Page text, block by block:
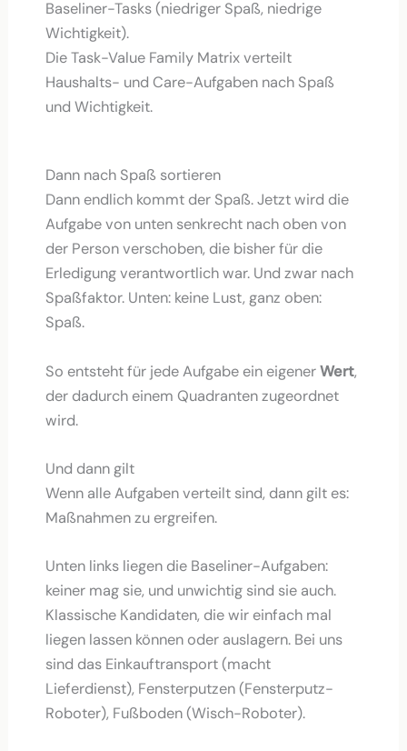
Die Task-Value Family Matrix verteilt
Haushalts- und Care-Aufgaben nach Spaß
und Wichtigkeit.
Dann nach Spaß sortieren
Dann endlich kommt der Spaß. Jetzt wird die
Aufgabe von unten senkrecht nach oben von
der Person verschoben, die bisher für die
Erledigung verantwortlich war. Und zwar nach
Spaßfaktor. Unten: keine Lust, ganz oben:
Spaß.
So entsteht für jede Aufgabe ein eigenerWert,
der dadurch einem Quadranten zugeordnet
wird.
Und dann gilt
Wenn alle Aufgaben verteilt sind, dann gilt es:
Maßnahmen zu ergreifen.
Unten links liegen die Baseliner-Aufgaben:
keiner mag sie, und unwichtig sind sie auch.
Klassische Kandidaten, die wir einfach mal
liegen lassen können oder auslagern. Bei uns
sind das Einkauftransport (macht
Lieferdienst), Fensterputzen (Fensterputz-
Roboter), Fußboden (Wisch-Roboter).